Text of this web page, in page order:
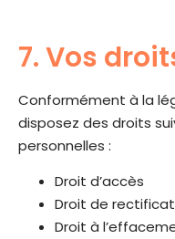
7. Vos
Conformément à la
disposez des droits
personnelles :
Droit d’accès
Droit de
Droit à